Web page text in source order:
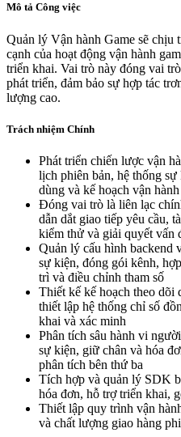
Mô tả Công việc
Quản lý Vận hành Game sẽ chịu
cạnh của hoạt động vận hành
triển khai. Vai trò này đóng vai
phát triển, đảm bảo sự hợp tác
lượng cao.
Trách nhiệm Chính
Phát triển chiến lược vận
lịch phiên bản, hệ thống
dùng và kế hoạch vận
Đóng vai trò là liên lạc
dẫn dắt giao tiếp yêu cầu,
kiểm thử và giải quyết vấn
Quản lý cấu hình backend
sự kiện, đóng gói kênh,
trì và điều chỉnh tham số
Thiết kế kế hoạch theo dõi
thiết lập hệ thống chỉ số
khai và xác minh
Phân tích sâu hành vi
sự kiện, giữ chân và hóa
phân tích bên thứ ba
Tích hợp và quản lý SDK
hóa đơn, hỗ trợ triển khai,
Thiết lập quy trình vận
và chất lượng giao hàng